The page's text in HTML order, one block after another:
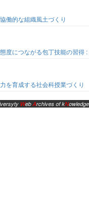
働的な組織風土づくり
度につながる包丁技能の習得
を育成する社会科授業づくり
WebArchives of kNowledge